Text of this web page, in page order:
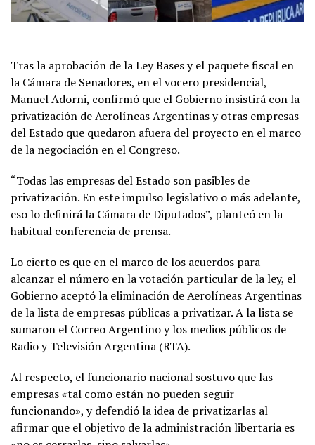
Tras la aprobación de la Ley Bases y el paquete fiscal en
la Cámara de Senadores, en el vocero presidencial,
Manuel Adorni, confirmó que el Gobierno insistirá con la
privatización de Aerolíneas Argentinas y otras empresas
del Estado que quedaron afuera del proyecto en el marco
de la negociación en el Congreso.
“Todas las empresas del Estado son pasibles de
privatización. En este impulso legislativo o más adelante,
eso lo definirá la Cámara de Diputados”, planteó en la
habitual conferencia de prensa.
Lo cierto es que en el marco de los acuerdos para
alcanzar el número en la votación particular de la ley, el
Gobierno aceptó la eliminación de Aerolíneas Argentinas
de la lista de empresas públicas a privatizar. A la lista se
sumaron el Correo Argentino y los medios públicos de
Radio y Televisión Argentina (RTA).
Al respecto, el funcionario nacional sostuvo que las
empresas «tal como están no pueden seguir
funcionando», y defendió la idea de privatizarlas al
afirmar que el objetivo de la administración libertaria es